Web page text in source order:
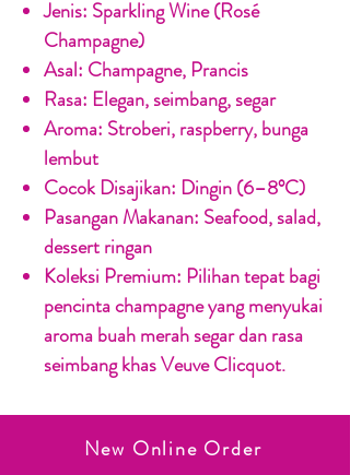
Jenis: Sparkling Wine (Rosé
Champagne)
Asal: Champagne, Prancis
Rasa: Elegan, seimbang, segar
Aroma: Stroberi, raspberry, bunga
lembut
Cocok Disajikan: Dingin (6–8°C)
Pasangan Makanan: Seafood, salad,
dessert ringan
Koleksi Premium: Pilihan tepat bagi
pencinta champagne yang menyukai
aroma buah merah segar dan rasa
seimbang khas Veuve Clicquot.
New Online Order